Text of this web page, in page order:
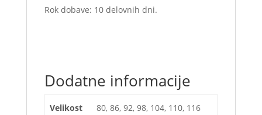
Rok dobave: 10 delovnih dni.
Dodatne informacije
Velikost 80, 86, 92, 98, 104, 110, 116